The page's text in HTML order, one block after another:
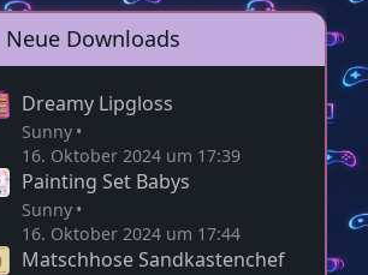
Neue Downloads
Dreamy Lipgloss
Sunny
16. Oktober 2024 um 17:39
Painting Set Babys
Sunny
16. Oktober 2024 um 17:44
Matschhose Sandkastenchef